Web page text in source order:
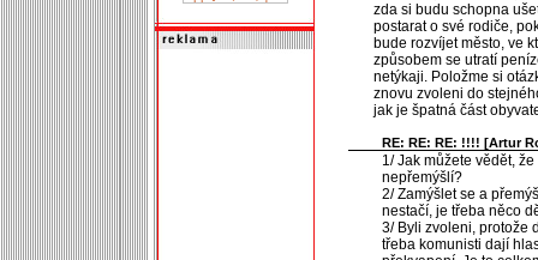
zda si budu schopna
postarat o své rodiče,
bude rozvíjet město, ve
způsobem se utratí
netýkaji. Položme si
znovu zvoleni do
jak je špatná část
RE: RE: RE: !!!! [Artur
1/ Jak můžete vědět,
nepřemýšlí?
2/ Zamýšlet se a
nestačí, je třeba něco
3/ Byli zvoleni, protože
třeba komunisti dají